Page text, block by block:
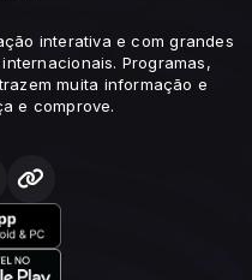
interativa e com grandes
Programas,
muita informação e
e comprove.